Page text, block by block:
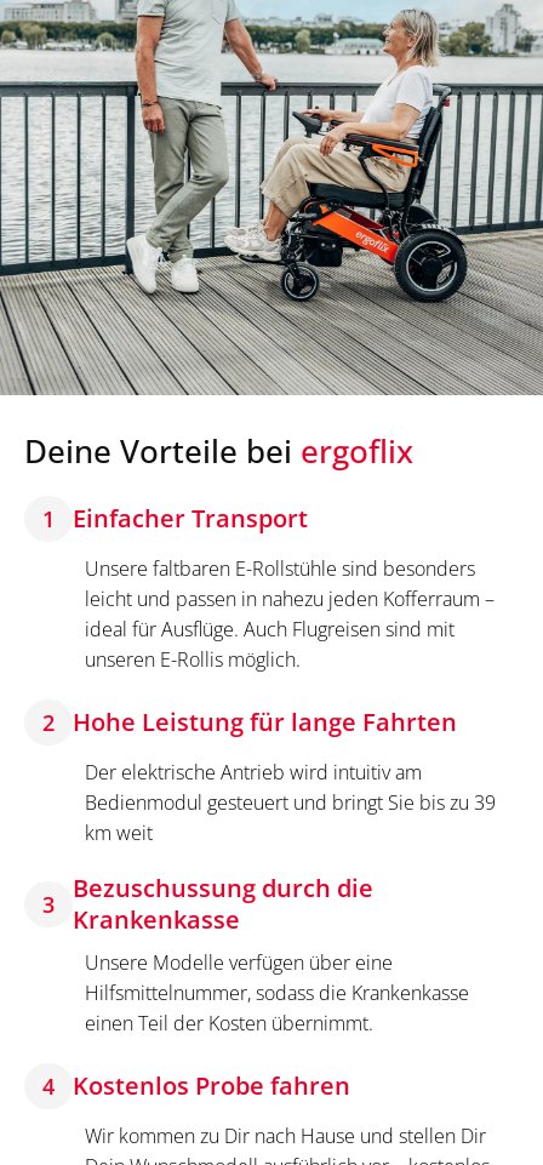
Deine Vorteile bei ergoflix
1 Einfacher Transport
Unsere faltbaren E-Rollstühle sind besonders
leicht und passen in nahezu jeden Kofferraum –
ideal für Ausflüge. Auch Flugreisen sind mit
unseren E-Rollis möglich.
2 Hohe Leistung für lange Fahrten
Der elektrische Antrieb wird intuitiv am
Bedienmodul gesteuert und bringt Sie bis zu 39
km weit
3
Bezuschussung durch die
Krankenkasse
Unsere Modelle verfügen über eine
Hilfsmittelnummer, sodass die Krankenkasse
einen Teil der Kosten übernimmt.
4 Kostenlos Probe fahren
Wir kommen zu Dir nach Hause und stellen Dir